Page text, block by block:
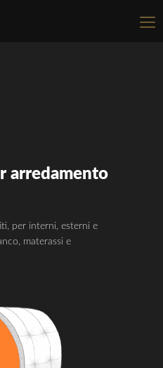
arredamento
per interni, esterni e
materassi e